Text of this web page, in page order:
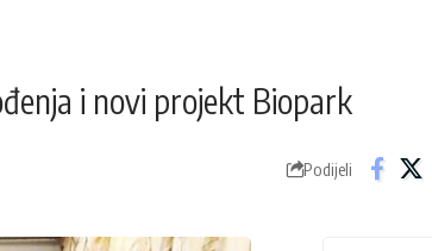
i novi projekt Biopark
Podijeli